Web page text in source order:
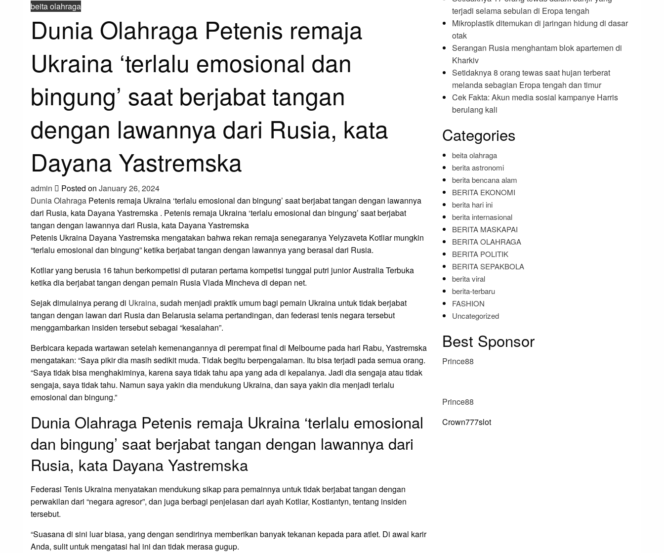
beita olahraga
Dunia Olahraga Petenis remaja
Ukraina ‘terlalu emosional dan
bingung’ saat berjabat tangan
dengan lawannya dari Rusia, kata
Dayana Yastremska
admin Posted on January 26, 2024
Dunia Olahraga Petenis remaja Ukraina ‘terlalu emosional dan bingung’ saat berjabat tangan dengan lawannya
dari Rusia, kata Dayana Yastremska . Petenis remaja Ukraina ‘terlalu emosional dan bingung’ saat berjabat
tangan dengan lawannya dari Rusia, kata Dayana Yastremska
Petenis Ukraina Dayana Yastremska mengatakan bahwa rekan remaja senegaranya Yelyzaveta Kotliar mungkin
“terlalu emosional dan bingung” ketika berjabat tangan dengan lawannya yang berasal dari Rusia.
Kotliar yang berusia 16 tahun berkompetisi di putaran pertama kompetisi tunggal putri junior Australia Terbuka
ketika dia berjabat tangan dengan pemain Rusia Vlada Mincheva di depan net.
Sejak dimulainya perang di Ukraina, sudah menjadi praktik umum bagi pemain Ukraina untuk tidak berjabat
tangan dengan lawan dari Rusia dan Belarusia selama pertandingan, dan federasi tenis negara tersebut
menggambarkan insiden tersebut sebagai “kesalahan”.
Berbicara kepada wartawan setelah kemenangannya di perempat final di Melbourne pada hari Rabu, Yastremska
mengatakan: “Saya pikir dia masih sedikit muda. Tidak begitu berpengalaman. Itu bisa terjadi pada semua orang.
“Saya tidak bisa menghakiminya, karena saya tidak tahu apa yang ada di kepalanya. Jadi dia sengaja atau tidak
sengaja, saya tidak tahu. Namun saya yakin dia mendukung Ukraina, dan saya yakin dia menjadi terlalu
emosional dan bingung.”
Dunia Olahraga Petenis remaja Ukraina ‘terlalu emosional
dan bingung’ saat berjabat tangan dengan lawannya dari
Rusia, kata Dayana Yastremska
Federasi Tenis Ukraina menyatakan mendukung sikap para pemainnya untuk tidak berjabat tangan dengan
perwakilan dari “negara agresor”, dan juga berbagi penjelasan dari ayah Kotliar, Kostiantyn, tentang insiden
tersebut.
“Suasana di sini luar biasa, yang dengan sendirinya memberikan banyak tekanan kepada para atlet. Di awal karir
Anda, sulit untuk mengatasi hal ini dan tidak merasa gugup.
terjadi selama sebulan di Eropa tengah
Mikroplastik ditemukan di jaringan hidung di dasar
otak
Serangan Rusia menghantam blok apartemen di
Kharkiv
Setidaknya 8 orang tewas saat hujan terberat
melanda sebagian Eropa tengah dan timur
Cek Fakta: Akun media sosial kampanye Harris
berulang kali
Categories
beita olahraga
berita astronomi
berita bencana alam
BERITA EKONOMI
berita hari ini
berita internasional
BERITA MASKAPAI
BERITA OLAHRAGA
BERITA POLITIK
BERITA SEPAKBOLA
berita viral
berita-terbaru
FASHION
Uncategorized
Best Sponsor
Prince88
Prince88
Crown777slot